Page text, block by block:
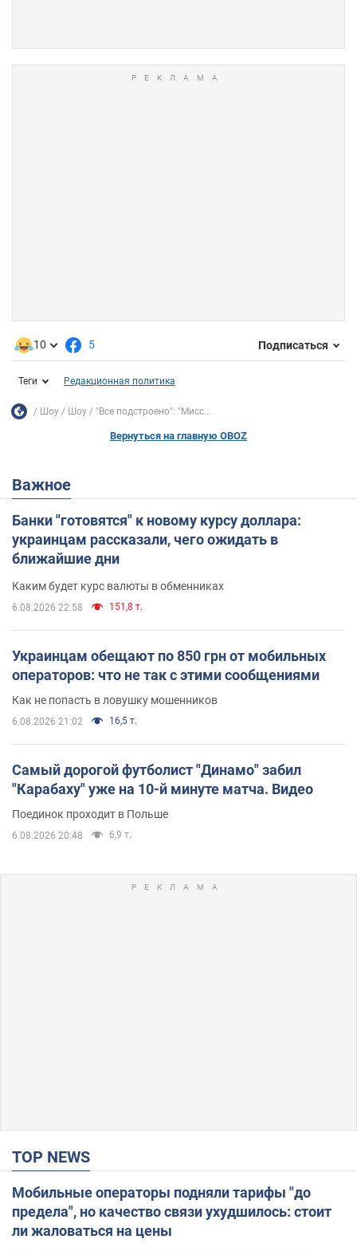
10 5 Подписаться
Теги Редакционная политика
Шоу Шоу "Все подстроено": "Мисс...
Вернуться на главную OBOZ
Важное
Банки "готовятся" к новому курсу доллара:
украинцам рассказали, чего ожидать в
ближайшие дни
Каким будет курс валюты в обменниках
6.08.2026 22:58 151,8 т.
Украинцам обещают по 850 грн от мобильных
операторов: что не так с этими сообщениями
Как не попасть в ловушку мошенников
6.08.2026 21:02 16,5 т.
Самый дорогой футболист "Динамо" забил
"Карабаху" уже на 10-й минуте матча. Видео
Поединок проходит в Польше
6.08.2026 20:48 6,9 т.
TOP NEWS
Мобильные операторы подняли тарифы "до
предела", но качество связи ухудшилось: стоит
ли жаловаться на цены